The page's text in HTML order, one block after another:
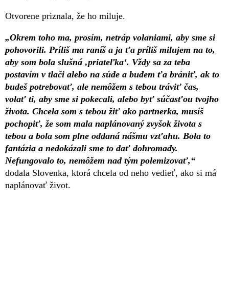
Otvorene priznala, že ho miluje.
„Okrem toho ma, prosím, netráp volaniami, aby sme si
pohovorili. Príliš ma raníš a ja ťa príliš milujem na to,
aby som bola slušná ‚priateľka‘. Vždy sa za teba
postavím v tlači alebo na súde a budem ťa brániť, ak to
budeš potrebovať, ale nemôžem s tebou tráviť čas,
volať ti, aby sme si pokecali, alebo byť súčasťou tvojho
života. Chcela som s tebou žiť ako partnerka, musíš
pochopiť, že som mala naplánovaný zvyšok života s
tebou a bola som plne oddaná nášmu vzťahu. Bola to
fantázia a nedokázali sme to dať dohromady.
Nefungovalo to, nemôžem nad tým polemizovať,“
dodala Slovenka, ktorá chcela od neho vedieť, ako si má
naplánovať život.